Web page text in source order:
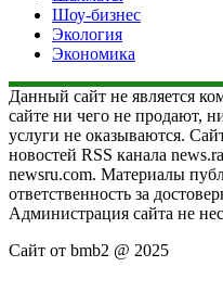
Шоу-бизнес
Экология
Экономика
Данный сайт не является
сайте ни чего не продают,
услуги не оказываются.
новостей RSS канала
newsru.com. Материалы
ответственность за
Администрация сайта не
Сайт от bmb2 @ 2025